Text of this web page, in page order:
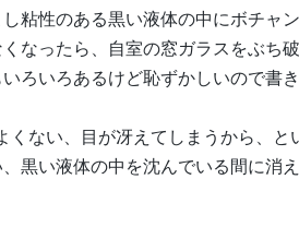
粘性のある黒い液体の中にボチャン
なったら、自室の窓ガラスをぶち破
ろいろあるけど恥ずかしいので書
ない、目が冴えてしまうから、と
黒い液体の中を沈んでいる間に消え